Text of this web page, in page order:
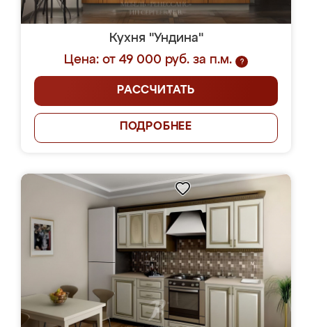
Кухня "Ундина"
Цена: от 49 000 руб. за п.м.
?
РАССЧИТАТЬ
ПОДРОБНЕЕ